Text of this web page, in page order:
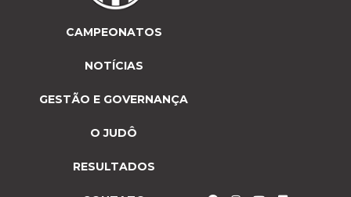
CAMPEONATOS
NOTÍCIAS
GESTÃO E GOVERNANÇA
O JUDÔ
RESULTADOS